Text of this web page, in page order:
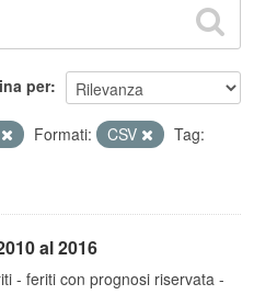
per
Formati: CSV Tag:
al 2016
- feriti con prognosi riservata -